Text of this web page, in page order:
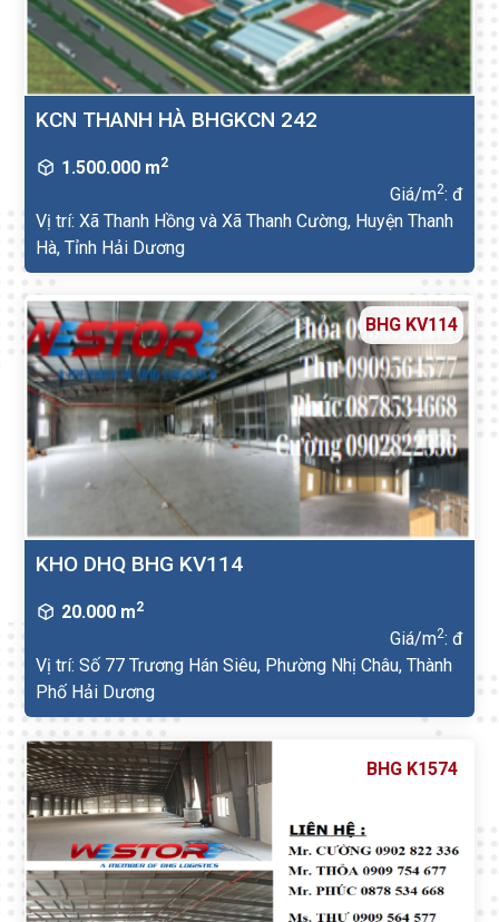
KCN THANH HÀ BHGKCN 242
1.500.000 m2
Giá/m2: đ
Vị trí: Xã Thanh Hồng và Xã Thanh Cường, Huyện Thanh
Hà, Tỉnh Hải Dương
BHG KV114
KHO DHQ BHG KV114
20.000 m2
Giá/m2: đ
Vị trí: Số 77 Trương Hán Siêu, Phường Nhị Châu, Thành
Phố Hải Dương
BHG K1574